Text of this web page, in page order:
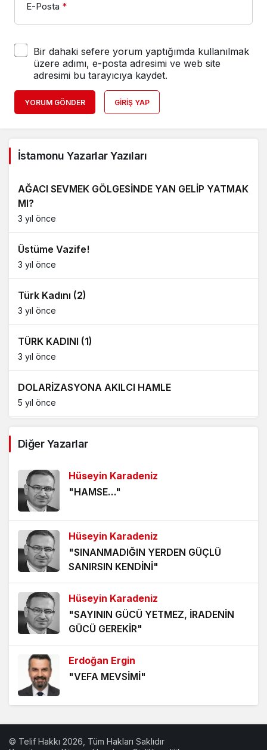
E-Posta *
Bir dahaki sefere yorum yaptığımda kullanılmak
üzere adımı, e-posta adresimi ve web site
adresimi bu tarayıcıya kaydet.
YORUM GÖNDER GIRIŞ YAP
İstamonu Yazarlar Yazıları
AĞACI SEVMEK GÖLGESİNDE YAN GELİP YATMAK
MI?
3 yıl önce
Üstüme Vazife!
3 yıl önce
Türk Kadını (2)
3 yıl önce
TÜRK KADINI (1)
3 yıl önce
DOLARİZASYONA AKILCI HAMLE
5 yıl önce
5 yıl önce
ÖLÜMÜ BEKLEMEK
5 yıl önce
5 yıl önce
VİZYONER KASTAMONULULAR NEREDESİNİZ?
5 yıl önce
KHK MAĞDURLARI İÇİN IŞIK GÖRÜNDÜ!
5 yıl önce
Diğer Yazarlar
Hüseyin Karadeniz
"HAMSE…"
Hüseyin Karadeniz
"SINANMADIĞIN YERDEN GÜÇLÜ
SANIRSIN KENDİNİ"
Hüseyin Karadeniz
"SAYININ GÜCÜ YETMEZ, İRADENİN
GÜCÜ GEREKİR"
Erdoğan Ergin
"VEFA MEVSİMİ"
"BABA OCAĞININ TOKMAĞI"
© Telif Hakkı 2026, Tüm Hakları Saklıdır